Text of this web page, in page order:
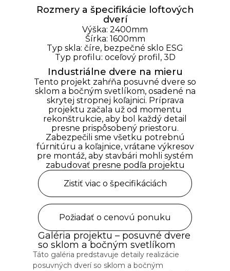
Zistiť viac o špecifikáciách
Výška: 2400mm
Šírka: 1600mm
Typ skla: číre, bezpečné sklo ESG
Typ profilu: oceľový profil, 3D
Rozmery a špecifikácie loftových
dverí
Tento projekt zahŕňa posuvné dvere so
sklom a bočným svetlíkom, osadené na
skrytej stropnej koľajnici. Príprava
projektu začala už od momentu
rekonštrukcie, aby bol každý detail
presne prispôsobený priestoru.
Zabezpečili sme všetku potrebnú
fúrnitúru a koľajnice, vrátane výkresov
pre montáž, aby stavbári mohli systém
zabudovať presne podľa projektu
Industriálne dvere na mieru
Požiadať o cenovú ponuku
Táto galéria predstavuje detaily realizácie
posuvných dverí so sklom a bočným
Galéria projektu – posuvné dvere
so sklom a bočným svetlíkom